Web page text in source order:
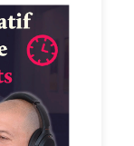
Ah si !!
votre
par
🙏🏻 Si
meilleurs
vous
expert de